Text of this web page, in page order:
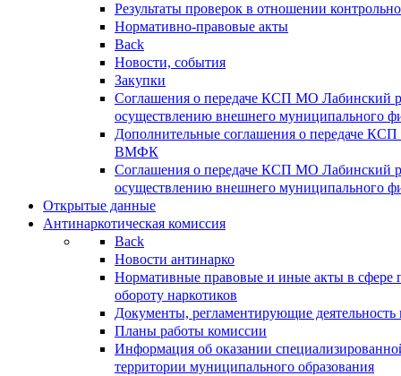
Результаты проверок в отношении
Нормативно-правовые акты
Back
Новости, события
Закупки
Соглашения о передаче КСП МО Лабинский
осуществлению внешнего муниципального
Дополнительные соглашения о передаче
ВМФК
Соглашения о передаче КСП МО Лабинский
осуществлению внешнего муниципального
Открытые данные
Антинаркотическая комиссия
Back
Новости антинарко
Нормативные правовые и иные акты в сфере
обороту наркотиков
Документы, регламентирующие деятельность
Планы работы комиссии
Информация об оказании
территории муниципального образования